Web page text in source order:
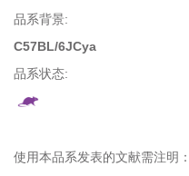
品系背景:
C57BL/6JCya
品系状态:
使用本品系发表的文献需注明：